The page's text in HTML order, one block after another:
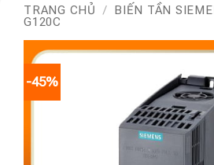
TRANG CHỦ / BIẾN TẦN
G120C
-45%